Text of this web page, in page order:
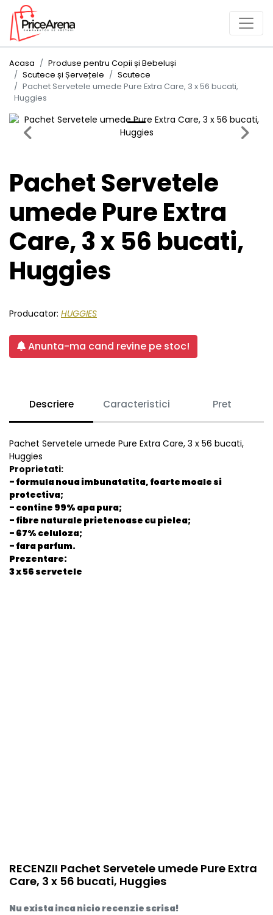
Acasa
Produse pentru Copii și Bebeluși
Scutece și Șervețele
Scutece
Pachet Servetele umede Pure Extra Care, 3 x 56 bucati,
Huggies
Previous Next
Pachet Servetele
umede Pure Extra
Care, 3 x 56 bucati,
Huggies
Producator: HUGGIES
Anunta-ma cand revine pe stoc!
Descriere Caracteristici Pret
Pachet Servetele umede Pure Extra Care, 3 x 56 bucati,
Huggies
Proprietati:
- formula noua imbunatatita, foarte moale si
protectiva;
- contine 99% apa pura;
- fibre naturale prietenoase cu pielea;
- 67% celuloza;
- fara parfum.
Prezentare:
3 x 56 servetele
RECENZII Pachet Servetele umede Pure Extra
Care, 3 x 56 bucati, Huggies
Nu exista inca nicio recenzie scrisa!